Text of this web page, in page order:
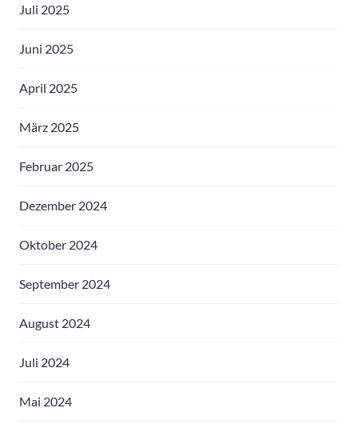
Juli 2025
Juni 2025
April 2025
März 2025
Februar 2025
Dezember 2024
Oktober 2024
September 2024
August 2024
Juli 2024
Mai 2024